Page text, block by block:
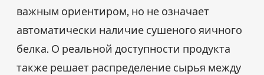
важным ориентиром, но не означает
автоматически наличие сушеного яичного
белка. О реальной доступности продукта
также решает распределение сырья между